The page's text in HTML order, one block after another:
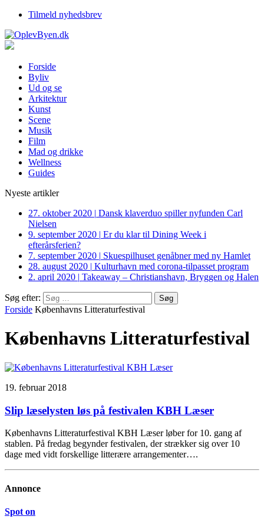
Tilmeld nyhedsbrev
Forside
Byliv
Ud og se
Arkitektur
Kunst
Scene
Musik
Film
Mad og drikke
Wellness
Guides
Nyeste artikler
27. oktober 2020 | Dansk klaverduo spiller nyfunden Carl
Nielsen
9. september 2020 | Er du klar til Dining Week i
efterårsferien?
7. september 2020 | Skuespilhuset genåbner med ny Hamlet
28. august 2020 | Kulturhavn med corona-tilpasset program
2. april 2020 | Takeaway – Christianshavn, Bryggen og Halen
Søg efter:
Forside Københavns Litteraturfestival
Københavns Litteraturfestival
19. februar 2018
Slip læselysten løs på festivalen KBH Læser
Københavns Litteraturfestival KBH Læser løber for 10. gang af
stablen. På fredag begynder festivalen, der strækker sig over 10
dage med vidt forskellige litterære arrangementer….
Annonce
Spot on